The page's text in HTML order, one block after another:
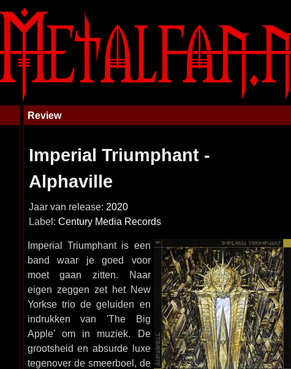
Review
Imperial Triumphant -
Alphaville
Jaar van release: 2020
Label: Century Media Records
Imperial Triumphant is een
band waar je goed voor
moet gaan zitten. Naar
eigen zeggen zet het New
Yorkse trio de geluiden en
indrukken van 'The Big
Apple' om in muziek. De
grootsheid en absurde luxe
tegenover de smeerboel, de